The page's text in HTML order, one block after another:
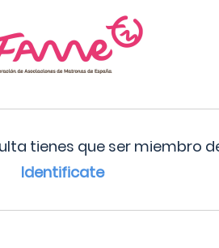
tienes que ser miembro de
Identificate